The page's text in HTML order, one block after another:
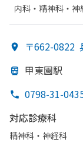
内科・​精神科・神
〒662-0822
甲東園駅
0798-31-
対応診療科
精神科・神経科